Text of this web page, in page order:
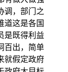
调，部门之
道这是各国
是既得利益
百出，简单
就假定政府